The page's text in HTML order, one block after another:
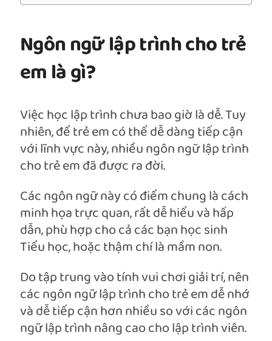
Ngôn ngữ lập trình cho trẻ
em là gì?
Việc học lập trình chưa bao giờ là dễ. Tuy
nhiên, để trẻ em có thể dễ dàng tiếp cận
với lĩnh vực này, nhiều ngôn ngữ lập trình
cho trẻ em đã được ra đời.
Các ngôn ngữ này có điểm chung là cách
minh họa trực quan, rất dễ hiểu và hấp
dẫn, phù hợp cho cả các bạn học sinh
Tiểu học, hoặc thậm chí là mầm non.
Do tập trung vào tính vui chơi giải trí, nên
các ngôn ngữ lập trình cho trẻ em dễ nhớ
và dễ tiếp cận hơn nhiều so với các ngôn
ngữ lập trình nâng cao cho lập trình viên.